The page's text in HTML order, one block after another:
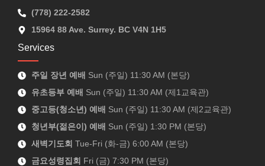
(778) 222-2582
15964 88 Ave. Surrey. BC V4N 1H5
Services
주일 장년 예배 Sun (주일) 11:30 AM (본당)
유초등부 예배 Sun (주일) 11:30 AM (제1교육관)
중고등(청소년) 예배 Sun (주일) 11:30 AM (제2교육관)
청년부(젊은이) 예배 Sun (주일) 1:30 PM (본당)
새벽기도회 Tue-Fri (화-금) 6:00 AM (본당)
금요성령집회 Fri (금) 7:30 PM (본당)